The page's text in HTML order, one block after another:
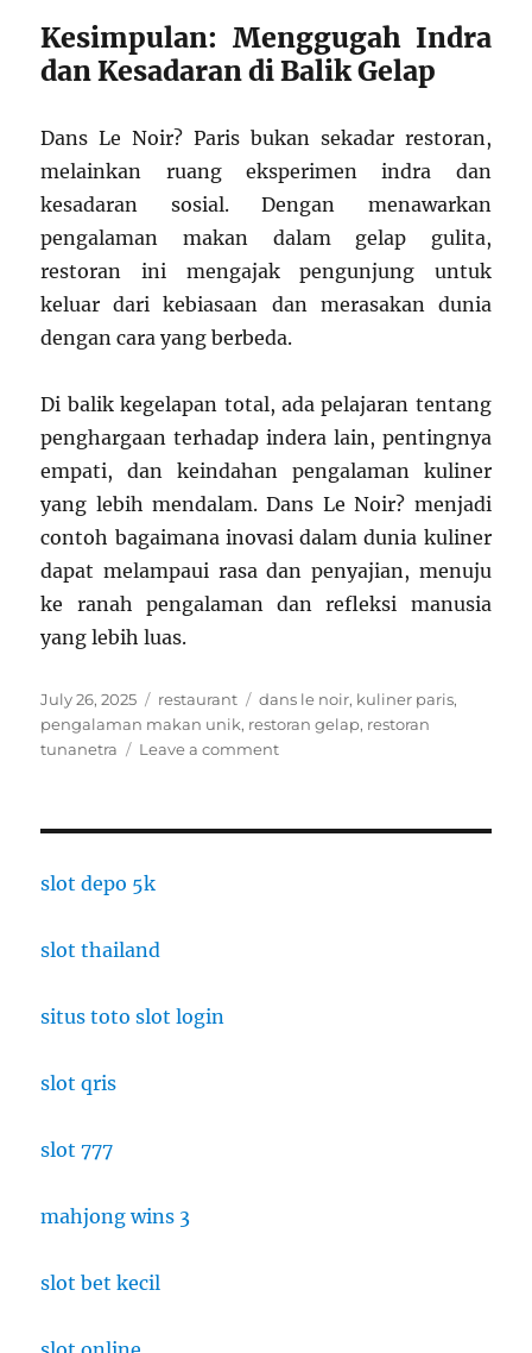
Kesimpulan: Menggugah Indra
dan Kesadaran di Balik Gelap
Dans Le Noir? Paris bukan sekadar restoran,
melainkan ruang eksperimen indra dan
kesadaran sosial. Dengan menawarkan
pengalaman makan dalam gelap gulita,
restoran ini mengajak pengunjung untuk
keluar dari kebiasaan dan merasakan dunia
dengan cara yang berbeda.
Di balik kegelapan total, ada pelajaran tentang
penghargaan terhadap indera lain, pentingnya
empati, dan keindahan pengalaman kuliner
yang lebih mendalam. Dans Le Noir? menjadi
contoh bagaimana inovasi dalam dunia kuliner
dapat melampaui rasa dan penyajian, menuju
ke ranah pengalaman dan refleksi manusia
yang lebih luas.
Posted
on
July 26, 2025 Categories
restaurant Tags
dans le noir, kuliner paris,
pengalaman makan unik, restoran gelap, restoran
tunanetra
Leave a commenton
slot depo 5k
slot thailand
situs toto slot login
slot qris
slot 777
mahjong wins 3
slot bet kecil